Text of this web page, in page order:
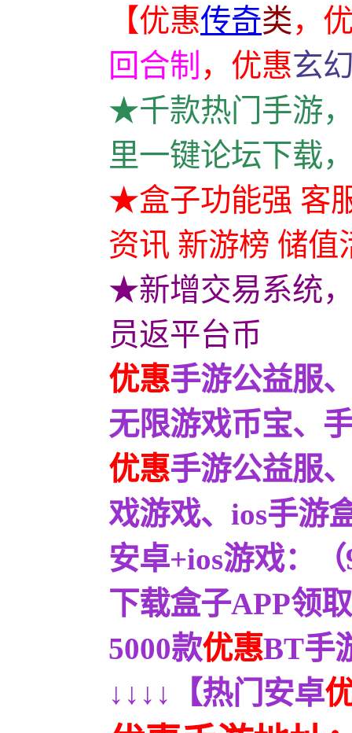
【优惠传奇类，
回合制 ， 优惠玄
★千款热门手游
里一键论坛下载
★盒子功能强 客
资讯 新游榜 储值
★新增交易系统
员返平台币
优惠手游公益服
无限游戏币宝、
优惠手游公益服
戏游戏、ios手游
安卓+ios游戏：
下载盒子APP领
5000款优惠BT手
↓↓↓↓【热门安卓